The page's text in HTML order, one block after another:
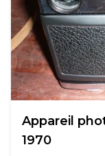
Appareil
1970